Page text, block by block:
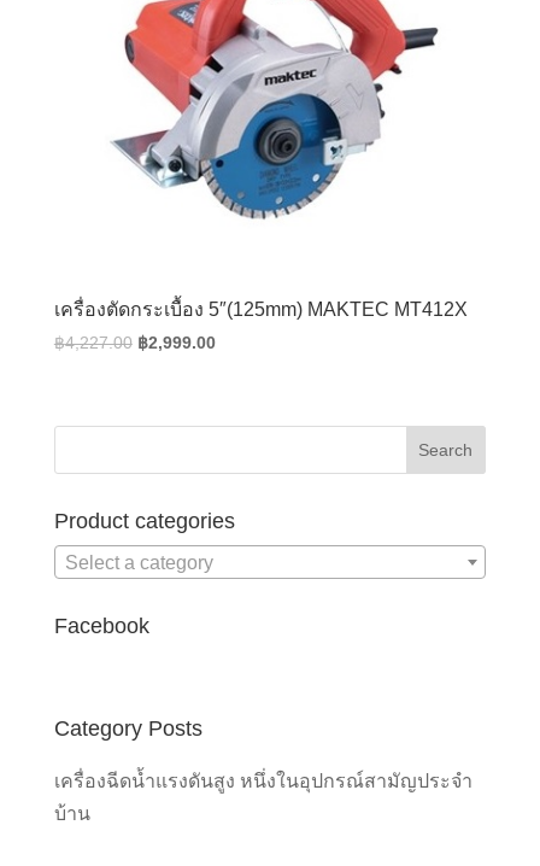
เครื่องตัดกระเบื้อง 5″(125mm) MAKTEC MT412X
฿4,227.00 Original
฿4,227.00.
฿2,999.00Current
฿2,999.00.
Product categories
Select a category
Facebook
Category Posts
เครื่องฉีดน้ำแรงดันสูง หนึ่งในอุปกรณ์สามัญประจำ
บ้าน